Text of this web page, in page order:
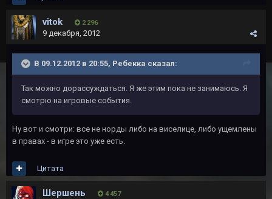
vitok 2 296
9 декабря, 2012
В 09.12.2012 в 20:55, Ребекка сказал:
Так можно дорассуждаться. Я же этим пока не занимаюсь. Я
смотрю на игровые события.
Ну вот и смотри: все не норды либо на виселице, либо ущемлены
в правах - в игре это уже есть.
Цитата
Шершень 4 457